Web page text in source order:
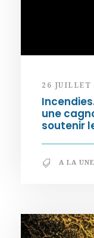
26 JUILLET
une
soutenir
A LA UNE